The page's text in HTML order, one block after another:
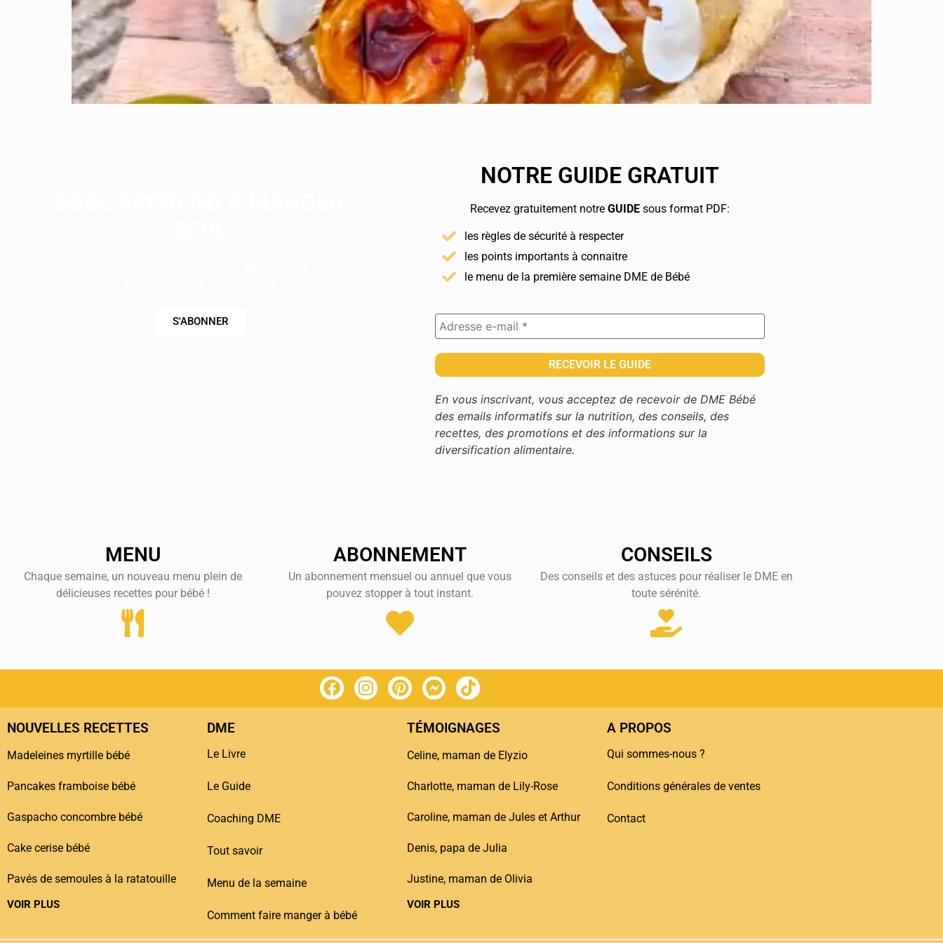
S'ABONNER
NOTRE GUIDE GRATUIT
Recevez gratuitement notre GUIDE sous format PDF:
les règles de sécurité à respecter
les points importants à connaitre
le menu de la première semaine DME de Bébé
En vous inscrivant, vous acceptez de recevoir de DME Bébé
des emails informatifs sur la nutrition, des conseils, des
recettes, des promotions et des informations sur la
diversification alimentaire.
MENU
Chaque semaine, un nouveau menu plein de
délicieuses recettes pour bébé !
ABONNEMENT
Un abonnement mensuel ou annuel que vous
pouvez stopper à tout instant.
CONSEILS
Des conseils et des astuces pour réaliser le DME en
toute sérénité.
NOUVELLES RECETTES
Madeleines myrtille bébé
Pancakes framboise bébé
Gaspacho concombre bébé
Cake cerise bébé
Pavés de semoules à la ratatouille
VOIR PLUS
DME
Le Livre
Le Guide
Coaching DME
Tout savoir
Menu de la semaine
Comment faire manger à bébé
TÉMOIGNAGES
Celine, maman de Elyzio
Charlotte, maman de Lily-Rose
Caroline, maman de Jules et Arthur
Denis, papa de Julia
Justine, maman de Olivia
VOIR PLUS
A PROPOS
Qui sommes-nous ?
Conditions générales de ventes
Contact